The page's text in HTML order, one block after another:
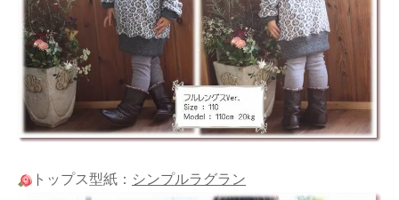
トップス型紙： シンプルラグラン